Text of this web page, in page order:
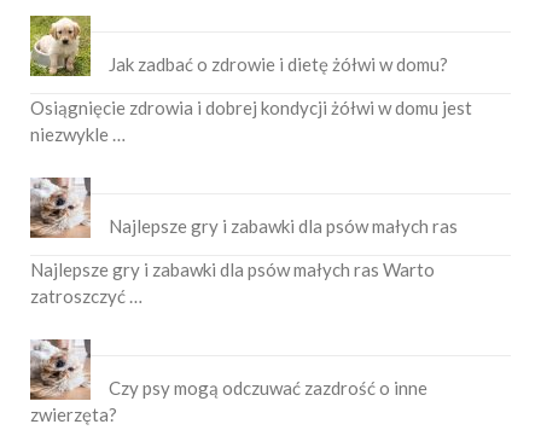
Jak zadbać o zdrowie i dietę żółwi w domu?
Osiągnięcie zdrowia i dobrej kondycji żółwi w domu jest
niezwykle …
Najlepsze gry i zabawki dla psów małych ras
Najlepsze gry i zabawki dla psów małych ras Warto
zatroszczyć …
Czy psy mogą odczuwać zazdrość o inne
zwierzęta?